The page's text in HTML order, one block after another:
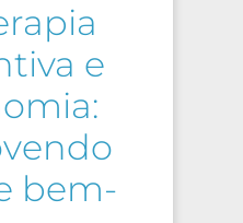
e
bem-